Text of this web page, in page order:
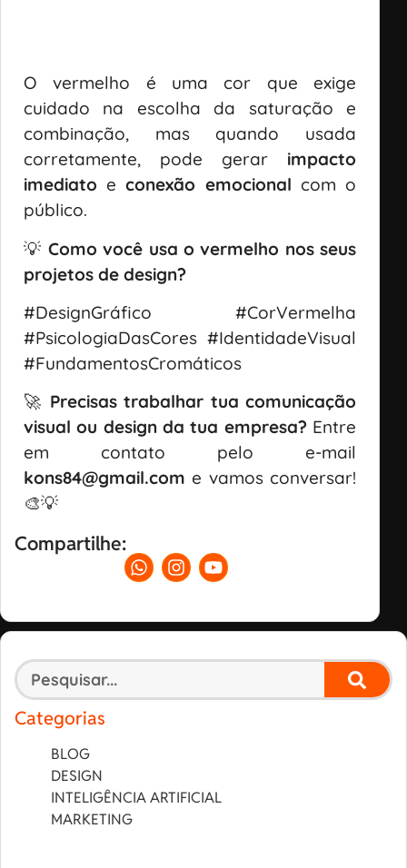
O vermelho é uma cor que exige
cuidado na escolha da saturação e
combinação, mas quando usada
corretamente, pode gerar impacto
imediato econexão emocional com o
público.
💡 Como você usa o vermelho nos seus
projetos de design?
#DesignGráfico #CorVermelha
#PsicologiaDasCores #IdentidadeVisual
#FundamentosCromáticos
🚀 Precisas trabalhar tua comunicação
visual ou design da tua empresa?Entre
em contato pelo e-mail
kons84@gmail.com e vamos conversar!
🎨💡
Compartilhe:
Categorias
BLOG
DESIGN
INTELIGÊNCIA ARTIFICIAL
MARKETING